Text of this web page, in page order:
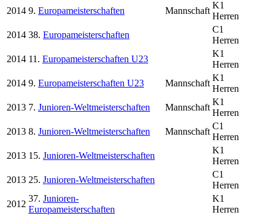
2014 9. Europameisterschaften Mannschaft
K1
Herren
2014 38. Europameisterschaften
C1
Herren
2014 11. Europameisterschaften U23
K1
Herren
2014 9. Europameisterschaften U23 Mannschaft
K1
Herren
2013 7. Junioren-Weltmeisterschaften Mannschaft
K1
Herren
2013 8. Junioren-Weltmeisterschaften Mannschaft
C1
Herren
2013 15. Junioren-Weltmeisterschaften
K1
Herren
2013 25. Junioren-Weltmeisterschaften
C1
Herren
2012
37. Junioren-
Europameisterschaften
K1
Herren